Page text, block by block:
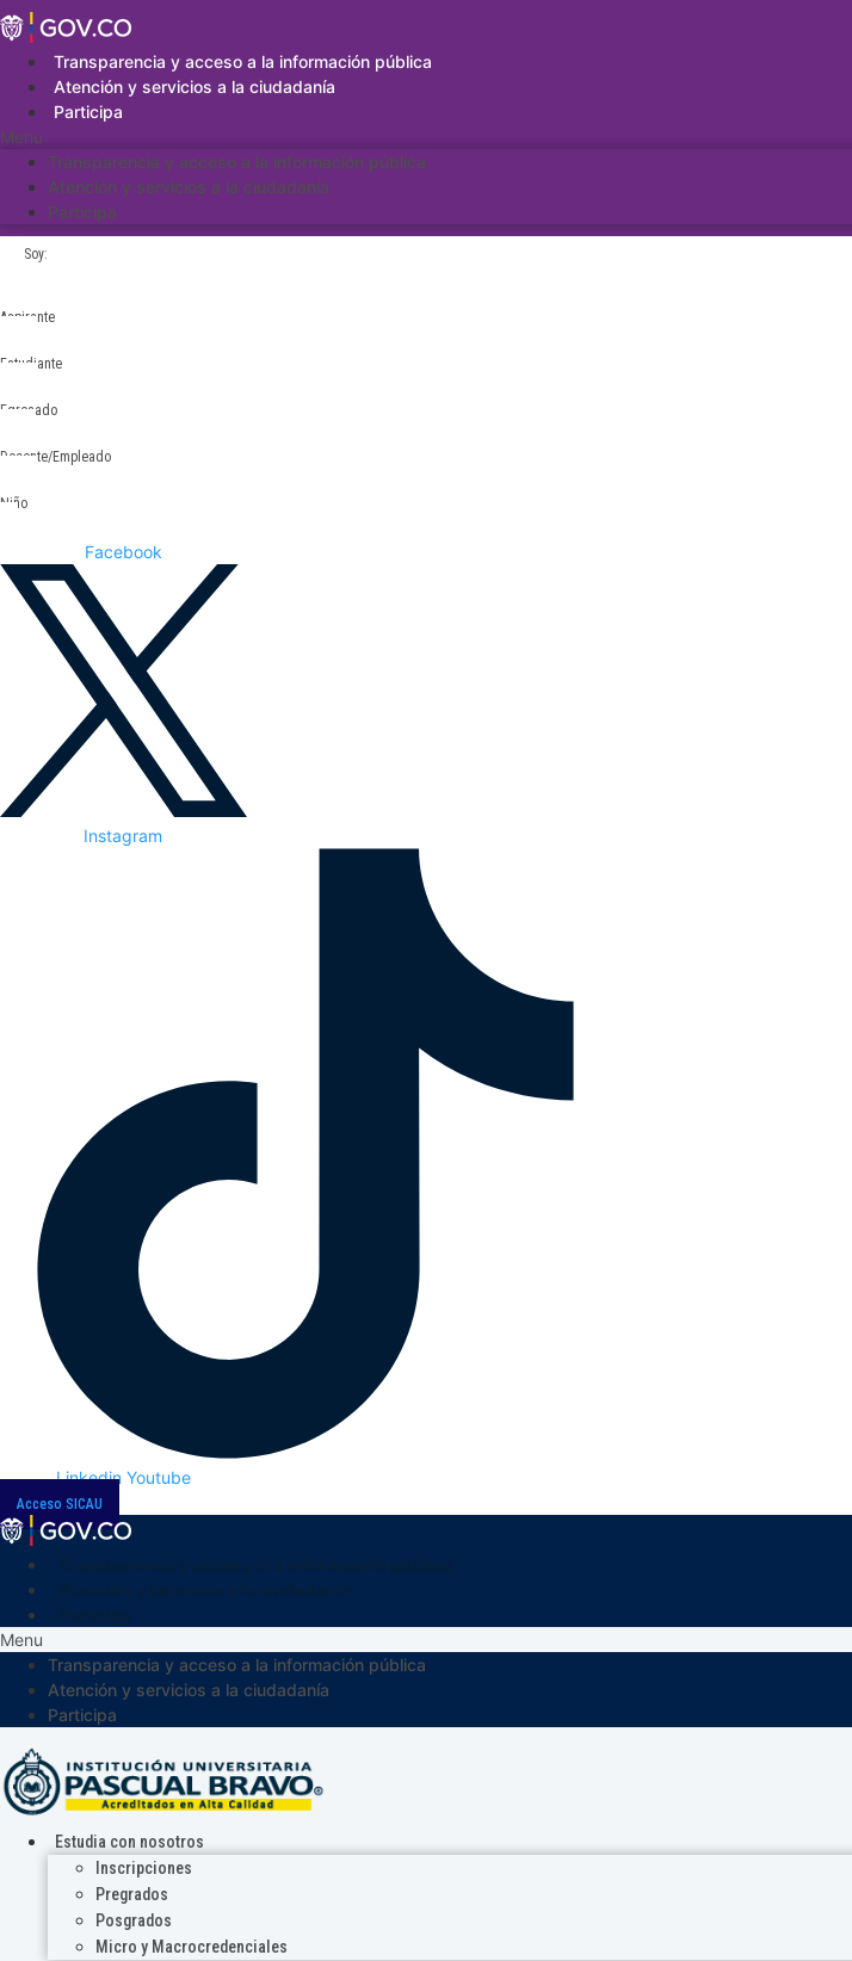
Saltar
al
contenidoTransparencia y acceso a la información pública
Atención y servicios a la ciudadanía
Participa
Menu
Transparencia y acceso a la información pública
Atención y servicios a la ciudadanía
Participa
Soy:
Aspirante
Estudiante
Egresado
Docente/Empleado
Niño
Facebook
Instagram
Linkedin Youtube
Acceso SICAU
Menu
Transparencia y acceso a la información pública
Atención y servicios a la ciudadanía
Participa
Estudia con nosotros
Inscripciones
Pregrados
Posgrados
Micro y Macrocredenciales